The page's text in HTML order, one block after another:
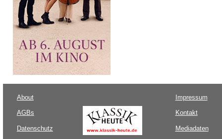
About
AGBs
Datenschutz
Impressum
Kontakt
Mediadaten